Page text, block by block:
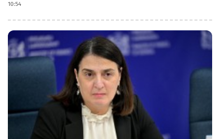
უსაფრთხოების უზრუნველყოფა და შესაძლო ახალი
ზომები უპილოტო საფრენი აპარატებისგან მომდინარე
საფრთხეების ფონზე.
10:54